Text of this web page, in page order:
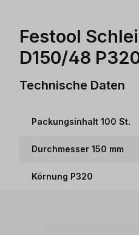
Festool
D150/48
Technische Daten
Packungsinhalt 100 St.
Durchmesser 150 mm
Körnung P320